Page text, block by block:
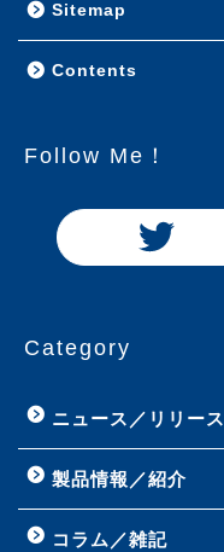
Sitemap
Contents
Follow Me！
Category
ニュース／リリース
製品情報／紹介
コラム／雑記